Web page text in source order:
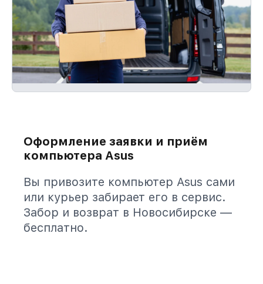
Оформление заявки и приём
компьютера Asus
Вы привозите компьютер Asus сами
или курьер забирает его в сервис.
Забор и возврат в Новосибирске —
бесплатно.